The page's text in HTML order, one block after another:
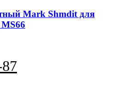
Mark Shmdit для